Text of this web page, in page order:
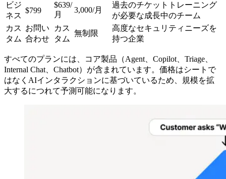
ビジ
ネス
$799
$639/
月
3,000/月
過去のチケットトレーニング
が必要な成長中のチーム
カス
タム
お問い
合わせ
カス
タム
無制限
高度なセキュリティニーズを
持つ企業
すべてのプランには、コア製品（Agent、Copilot、Triage、
Internal Chat、Chatbot）が含まれています。価格はシートで
はなくAIインタラクションに基づいているため、規模を拡
大するにつれて予測可能になります。